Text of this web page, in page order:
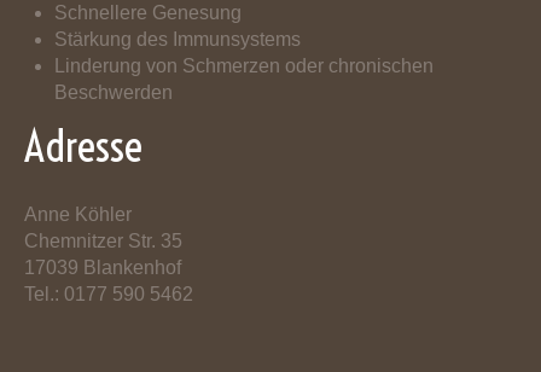
Schnellere Genesung
Stärkung des Immunsystems
Linderung von Schmerzen oder chronischen
Beschwerden
Adresse
Anne Köhler
Chemnitzer Str. 35
17039 Blankenhof
Tel.: 0177 590 5462